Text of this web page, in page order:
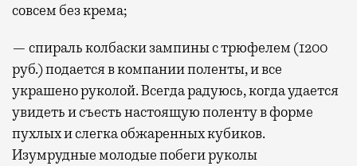
совсем без крема;
— спираль колбаски зампины с трюфелем (1200
руб.) подается в компании поленты, и все
украшено руколой. Всегда радуюсь, когда удается
увидеть и съесть настоящую поленту в форме
пухлых и слегка обжаренных кубиков.
Изумрудные молодые побеги руколы